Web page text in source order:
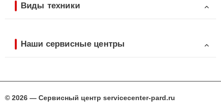
Виды техники
Наши сервисные центры
© 2026 — Сервисный центр servicecenter-pard.ru